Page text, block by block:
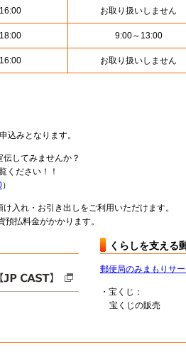
お取り扱いしません
9:00～13:00
お取り扱いしません
込みとなります。
してみませんか？
ください！！
）
入れ・お引き出しをご利用いただけます。
払料金がかかります。
くらしを支える
郵便局のみまもりサ
・宝くじ：
宝くじの販売